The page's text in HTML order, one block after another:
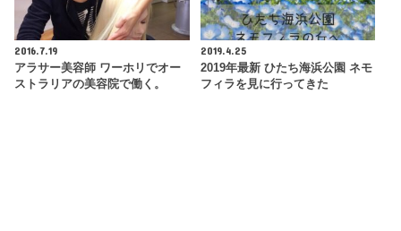
2016.7.19
アラサー美容師 ワーホリでオー
ストラリアの美容院で働く。
2019.4.25
2019年最新 ひたち海浜公園 ネモ
フィラを見に行ってきた